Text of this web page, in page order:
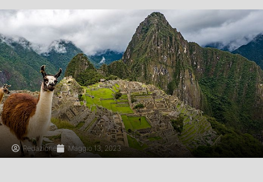
Redazione Maggio 13, 2023